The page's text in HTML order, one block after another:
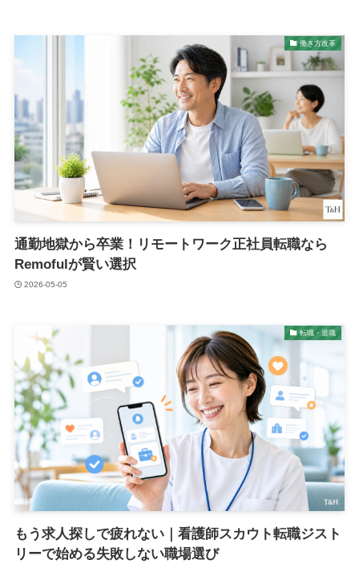
働き方改革
通勤地獄から卒業！リモートワーク正社員転職なら
Remofulが賢い選択
2026-05-05
転職・退職
もう求人探しで疲れない｜看護師スカウト転職ジスト
リーで始める失敗しない職場選び